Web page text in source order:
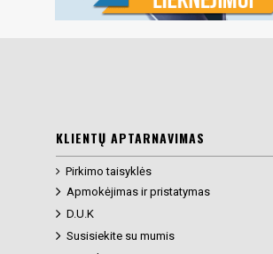
KLIENTŲ APTARNAVIMAS
Pirkimo taisyklės
Apmokėjimas ir pristatymas
D.U.K
Susisiekite su mumis